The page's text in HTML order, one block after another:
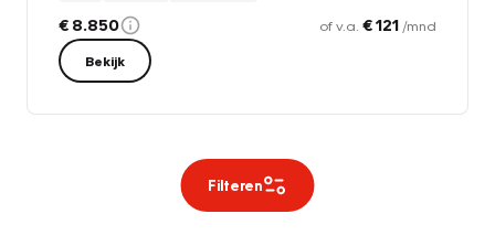
€ 8.850 of v.a. € 121 /mnd
Bekijk
Filteren